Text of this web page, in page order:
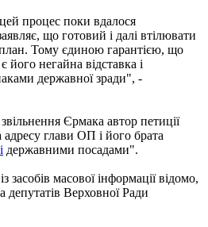
процес поки вдалося
що готовий і далі втілювати
Тому єдиною гарантією, що
його негайна відставка і
державної зради", -
Єрмака автор петиції
глави ОП і його брата
державними посадами".
засобів масової інформації відомо,
Верховної Ради